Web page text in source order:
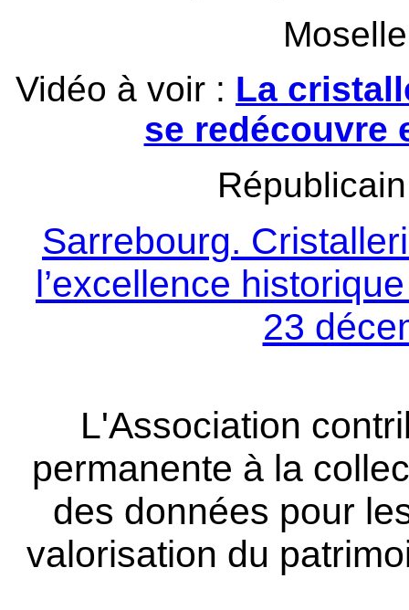
Vidéo à voir : La
se redécouvre
Sarrebourg.
l’excellence
23
L'Association
permanente à la
des données pour
valorisation du